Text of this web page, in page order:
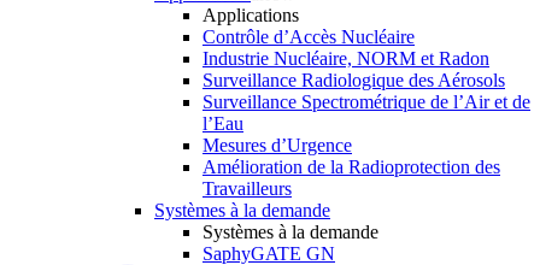
Applications
Contrôle d’Accès Nucléaire
Industrie Nucléaire, NORM et Radon
Surveillance Radiologique des Aérosols
Surveillance Spectrométrique de l’Air et de
l’Eau
Mesures d’Urgence
Amélioration de la Radioprotection des
Travailleurs
Systèmes à la demande
Systèmes à la demande
SaphyGATE GN